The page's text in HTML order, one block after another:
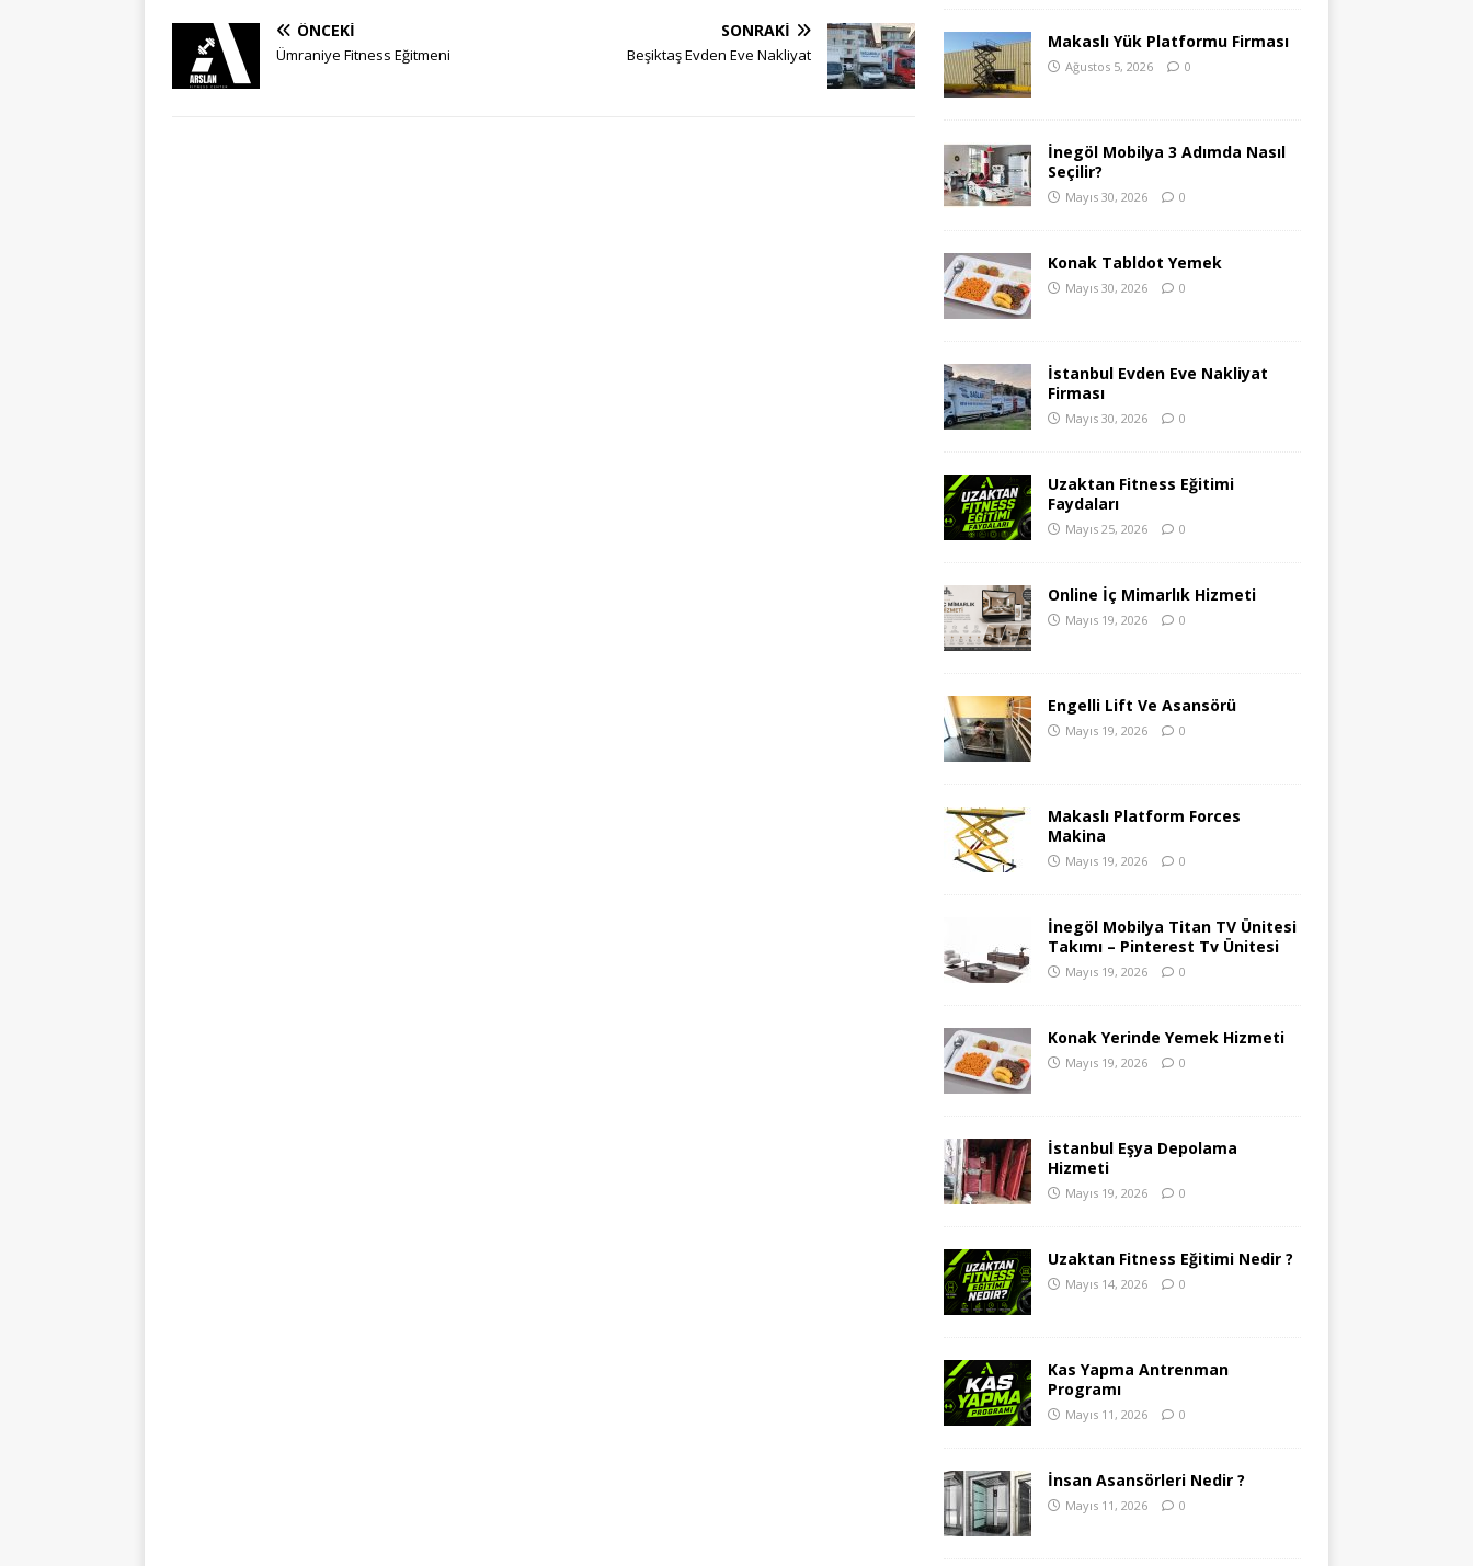
ÖNCEKI
Ümraniye Fitness Eğitmeni
SONRAKI
Beşiktaş Evden Eve Nakliyat
Makaslı Yük Platformu Firması
Ağustos 5, 2026 0
İnegöl Mobilya 3 Adımda Nasıl
Seçilir?
Mayıs 30, 2026 0
Konak Tabldot Yemek
Mayıs 30, 2026 0
İstanbul Evden Eve Nakliyat
Firması
Mayıs 30, 2026 0
Uzaktan Fitness Eğitimi
Faydaları
Mayıs 25, 2026 0
Online İç Mimarlık Hizmeti
Mayıs 19, 2026 0
Engelli Lift Ve Asansörü
Mayıs 19, 2026 0
Makaslı Platform Forces
Makina
Mayıs 19, 2026 0
İnegöl Mobilya Titan TV Ünitesi
Takımı – Pinterest Tv Ünitesi
Mayıs 19, 2026 0
Konak Yerinde Yemek Hizmeti
Mayıs 19, 2026 0
İstanbul Eşya Depolama
Hizmeti
Mayıs 19, 2026 0
Uzaktan Fitness Eğitimi Nedir ?
Mayıs 14, 2026 0
Kas Yapma Antrenman
Programı
Mayıs 11, 2026 0
İnsan Asansörleri Nedir ?
Mayıs 11, 2026 0